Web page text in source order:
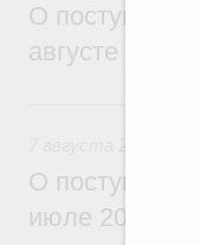
О
августе 2025
О
июле 2025